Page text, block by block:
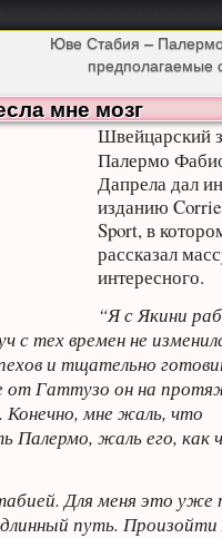
Юве Стабия –
предполагаемые
мне мозг
Швейцарский
Палермо
Дапрела дал
изданию
Sport, в
рассказал
интересного.
“Я с Якини
с тех времен не
и тщательно
от Гаттузо он на
Конечно, мне жаль, что
жаль его, как
Для меня это
длинный путь.